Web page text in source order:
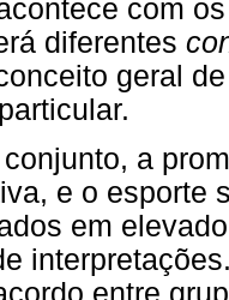
com
diferentes
geral
a
e o esporte
em